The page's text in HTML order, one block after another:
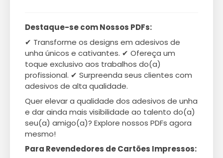
Destaque-se com Nossos PDFs:
✔ Transforme os designs em adesivos de
unha únicos e cativantes. ✔ Ofereça um
toque exclusivo aos trabalhos do(a)
profissional. ✔ Surpreenda seus clientes com
adesivos de alta qualidade.
Quer elevar a qualidade dos adesivos de unha
e dar ainda mais visibilidade ao talento do(a)
seu(a) amigo(a)? Explore nossos PDFs agora
mesmo!
Para Revendedores de Cartões Impressos: